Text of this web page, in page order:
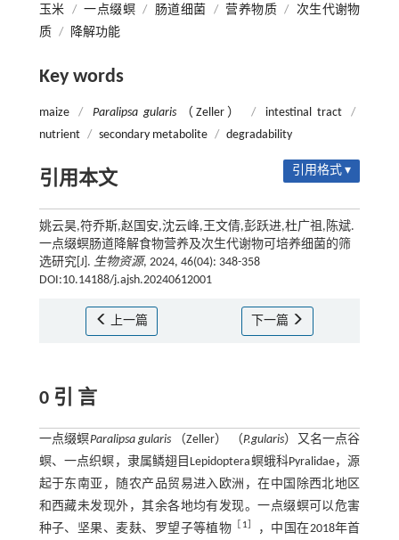
玉米 / 一点缀螟 / 肠道细菌 / 营养物质 / 次生代谢物
质 / 降解功能
Key words
maize / Paralipsa gularis（Zeller） / intestinal tract
/
nutrient / secondary metabolite / degradability
引用本文 引用格式 ▾
姚云昊,符乔斯,赵国安,沈云峰,王文倩,彭跃进,杜广祖,陈斌.
一点缀螟肠道降解食物营养及次生代谢物可培养细菌的筛
选研究[J]. 生物资源, 2024, 46(04): 348-358
DOI:10.14188/j.ajsh.20240612001
上一篇 下一篇
0 引 言
一点缀螟Paralipsa gularis（Zeller） （P.gularis）又名一点谷
螟、一点织螟，隶属鳞翅目Lepidoptera螟蛾科Pyralidae，源
起于东南亚，随农产品贸易进入欧洲，在中国除西北地区
和西藏未发现外，其余各地均有发现。一点缀螟可以危害
种子、坚果、麦麸、罗望子等植物
1 ，中国在2018年首